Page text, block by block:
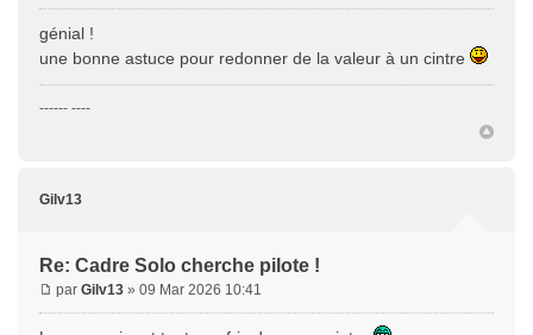
génial !
une bonne astuce pour redonner de la valeur à un cintre
------ ----
Gilv13
Re: Cadre Solo cherche pilote !
par Gilv13 » 09 Mar 2026 10:41